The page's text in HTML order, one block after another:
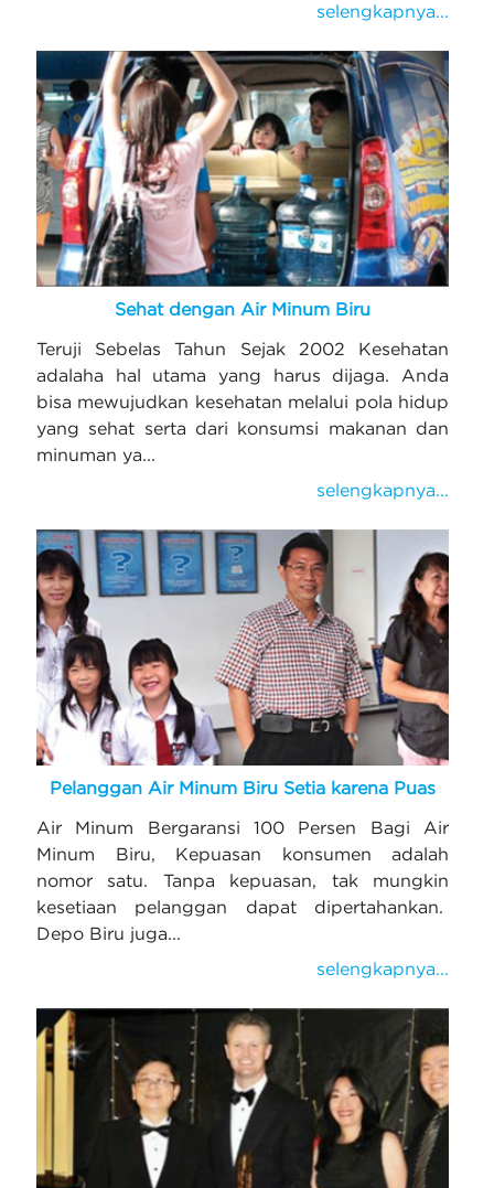
selengkapnya...
Sehat dengan Air Minum Biru
Teruji Sebelas Tahun Sejak 2002 Kesehatan
adalaha hal utama yang harus dijaga. Anda
bisa mewujudkan kesehatan melalui pola hidup
yang sehat serta dari konsumsi makanan dan
minuman ya...
selengkapnya...
Pelanggan Air Minum Biru Setia karena Puas
Air Minum Bergaransi 100 Persen Bagi Air
Minum Biru, Kepuasan konsumen adalah
nomor satu. Tanpa kepuasan, tak mungkin
kesetiaan pelanggan dapat dipertahankan.
Depo Biru juga...
selengkapnya...